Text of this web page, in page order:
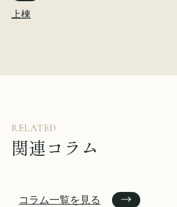
上棟
RELATED
関連コラム
コラム一覧を見る